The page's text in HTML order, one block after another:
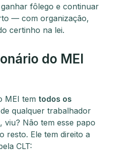
fôlego e continuar
— com organização,
certinho na lei.
do MEI
MEI tem todos os
de qualquer trabalhador
viu? Não tem esse papo
resto. Ele tem direito a
CLT: